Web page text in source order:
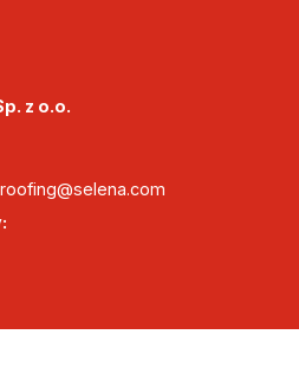
z o.o.